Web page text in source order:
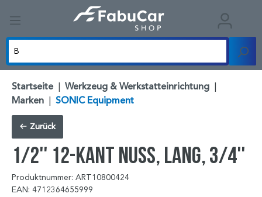
Startseite | Werkzeug & Werkstatteinrichtung |
Marken | SONIC Equipment
Zurück
1/2'' 12-kant Nuss, lang, 3/4''
Produktnummer: ART10800424
EAN: 4712364655999